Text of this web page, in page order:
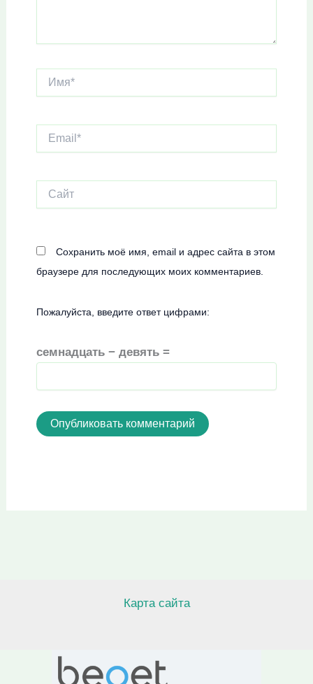
Имя*
Сохранить моё имя, email и адрес сайта в этом
браузере для последующих моих комментариев.
Пожалуйста, введите ответ цифрами:
семнадцать − девять =
Карта сайта